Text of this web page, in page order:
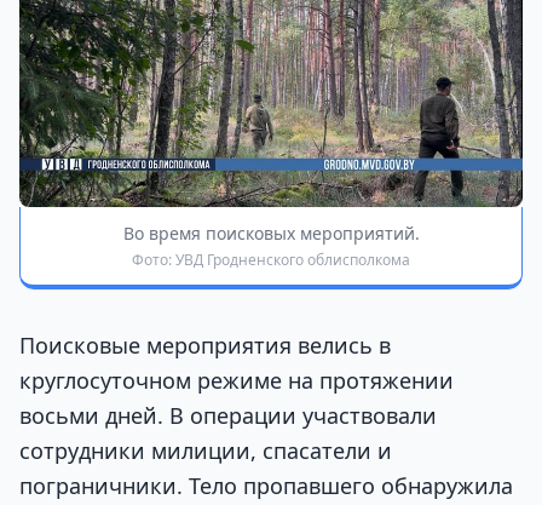
Во время поисковых мероприятий.
Фото: УВД Гродненского облисполкома
Поисковые мероприятия велись в
круглосуточном режиме на протяжении
восьми дней. В операции участвовали
сотрудники милиции, спасатели и
пограничники. Тело пропавшего обнаружила